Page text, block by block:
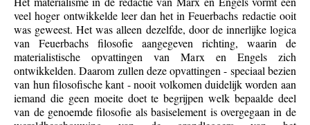
veel hoger ontwikkelde leer dan het in Feuerbachs redactie ooit
was geweest. Het was alleen dezelfde, door de innerlijke logica
van Feuerbachs filosofie aangegeven richting, waarin de
materialistische opvattingen van Marx en Engels zich
ontwikkelden. Daarom zullen deze opvattingen - speciaal bezien
van hun filosofische kant - nooit volkomen duidelijk worden aan
iemand die geen moeite doet te begrijpen welk bepaalde deel
van de genoemde filosofie als basiselement is overgegaan in de